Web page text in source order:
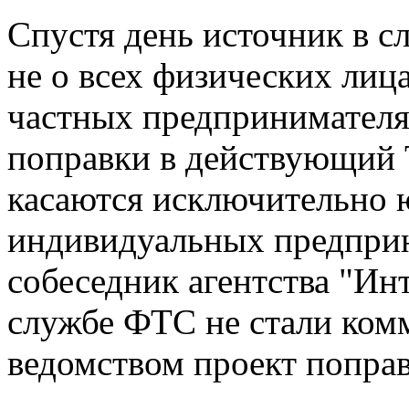
Спустя день источник в
не о всех физических
частных
поправки в
касаются
индивидуальных
собеседник агентства
службе ФТС не стали
ведомством проект